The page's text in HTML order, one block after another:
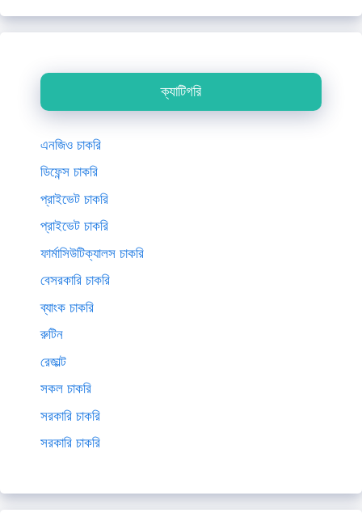
ক্যাটিগরি
এনজিও চাকরি
ডিফেন্স চাকরি
প্রাইভেট চাকরি
প্রাইভেট চাকরি
ফার্মাসিউটিক্যালস চাকরি
বেসরকারি চাকরি
ব্যাংক চাকরি
রুটিন
রেজাল্ট
সকল চাকরি
সরকারি চাকরি
সরকারি চাকরি